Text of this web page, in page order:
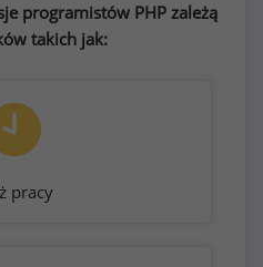
programistów PHP zależą
takich jak:
pracy